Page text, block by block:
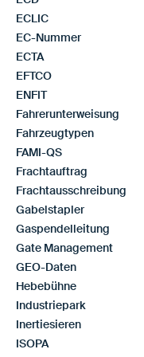
ECLIC
EC-Nummer
ECTA
EFTCO
ENFIT
Fahrerunterweisung
Fahrzeugtypen
FAMI-QS
Frachtauftrag
Frachtausschreibung
Gabelstapler
Gaspendelleitung
Gate Management
GEO-Daten
Hebebühne
Industriepark
Inertiesieren
ISOPA